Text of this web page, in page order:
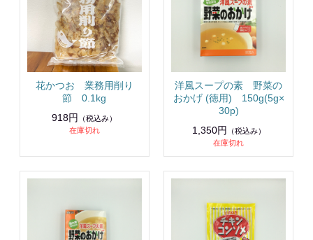
花かつお 業務用削り
節 0.1kg
918円
（税込み）
在庫切れ
洋風スープの素 野菜の
おかげ (徳用) 150g(5g×
30p)
1,350円
（税込み）
在庫切れ